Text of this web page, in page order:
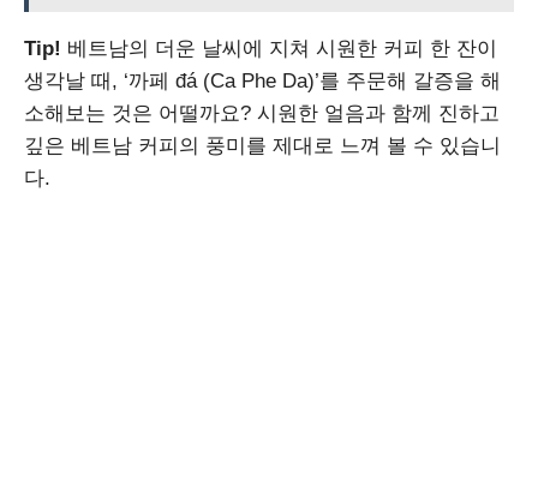
Tip! 베트남의 더운 날씨에 지쳐 시원한 커피 한 잔이
생각날 때, ‘까페 đá (Ca Phe Da)’를 주문해 갈증을 해
소해보는 것은 어떨까요? 시원한 얼음과 함께 진하고
깊은 베트남 커피의 풍미를 제대로 느껴 볼 수 있습니
다.